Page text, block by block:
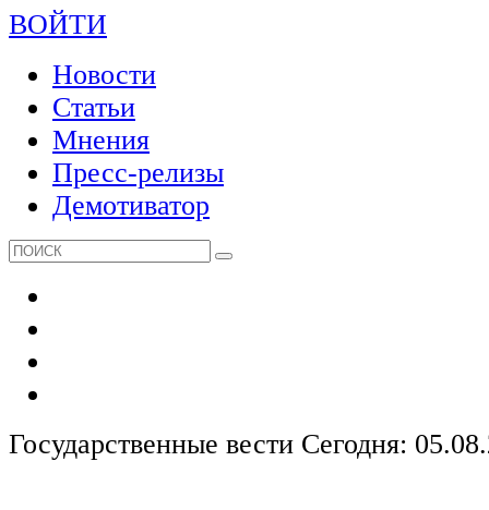
ВОЙТИ
Новости
Статьи
Мнения
Пресс-релизы
Демотиватор
Государственные вести Сегодня: